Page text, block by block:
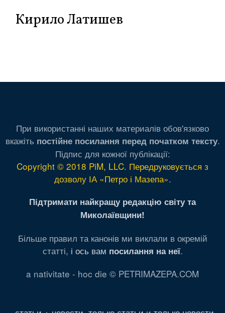
Кирило Латишев
При використанні наших материалів обов'язково
вкажіть постійне посилання перед початком тексту.
Підпис для кожної публікації:
Copyright © 2018 PiM, LLC. Передруковується з
дозволу ІА «Петро і Мазепа».
Підтримати найкращу редакцію світу та
Миколаївщини!
Більше правил та канонів ми виклали в окремій
статті, і ось вам посилання на неї.
a nativitate - hoc die © PETRIMAZEPA.COM